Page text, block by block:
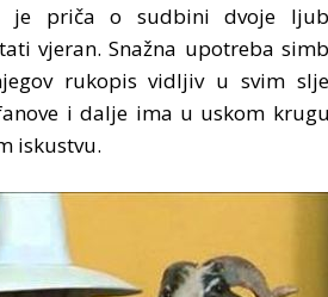
je priča o sudbini dvoje
vjeran. Snažna upotreba
rukopis vidljiv u svim
i dalje ima u uskom
iskustvu.